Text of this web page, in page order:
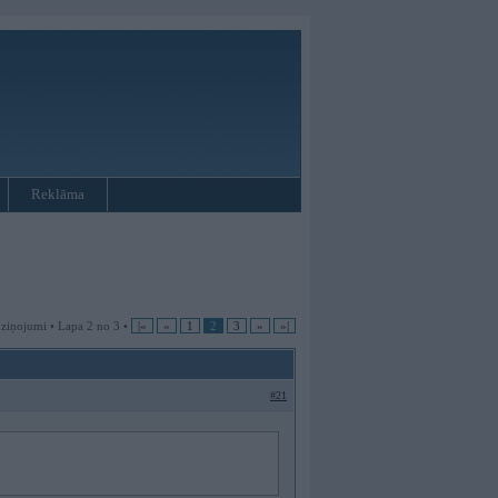
Reklāma
• Lapa 2 no 3 • |« « 1 2 3 » »|
#21